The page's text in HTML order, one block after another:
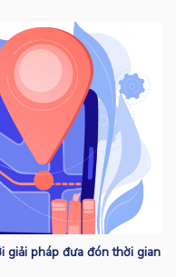
giải pháp đưa đón thời gian